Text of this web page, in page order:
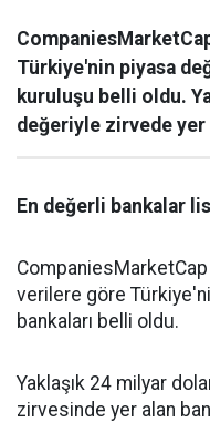
Türkiye'nin piyasa
kuruluşu belli oldu.
değeriyle zirvede
En değerli bankalar
CompaniesMarketCap
verilere göre
bankaları belli oldu.
Yaklaşık 24 milyar
zirvesinde yer alan